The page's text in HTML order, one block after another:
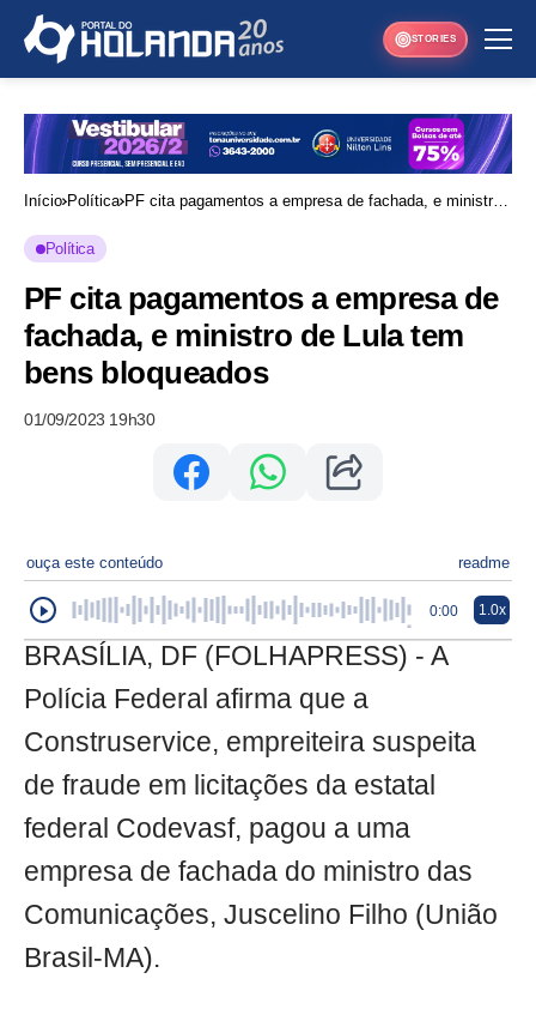
STORIES
Início Política PF cita pagamentos a empresa de fachada, e ministro
Política
PF cita pagamentos a empresa de
fachada, e ministro de Lula tem
bens bloqueados
01/09/2023 19h30
ouça este conteúdo readme
0:00 1.0x
BRASÍLIA, DF (FOLHAPRESS) - A
Polícia Federal afirma que a
Construservice, empreiteira suspeita
de fraude em licitações da estatal
federal Codevasf, pagou a uma
empresa de fachada do ministro das
Comunicações, Juscelino Filho (União
Brasil-MA).